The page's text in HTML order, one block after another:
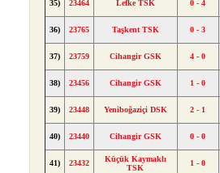
35) 23464 Lefke TSK 0 - 4
36) 23765 Taşkent TSK 0 - 3
37) 23759 Cihangir GSK 4 - 0
38) 23456 Cihangir GSK 1 - 0
39) 23448 Yeniboğaziçi DSK 2 - 1
40) 23440 Cihangir GSK 0 - 0
41) 23432
Küçük Kaymaklı
TSK
1 - 0